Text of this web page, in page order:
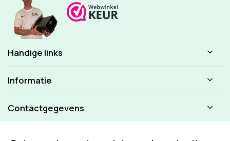
Handige links
Informatie
Contactgegevens